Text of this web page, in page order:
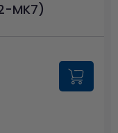
MK7)